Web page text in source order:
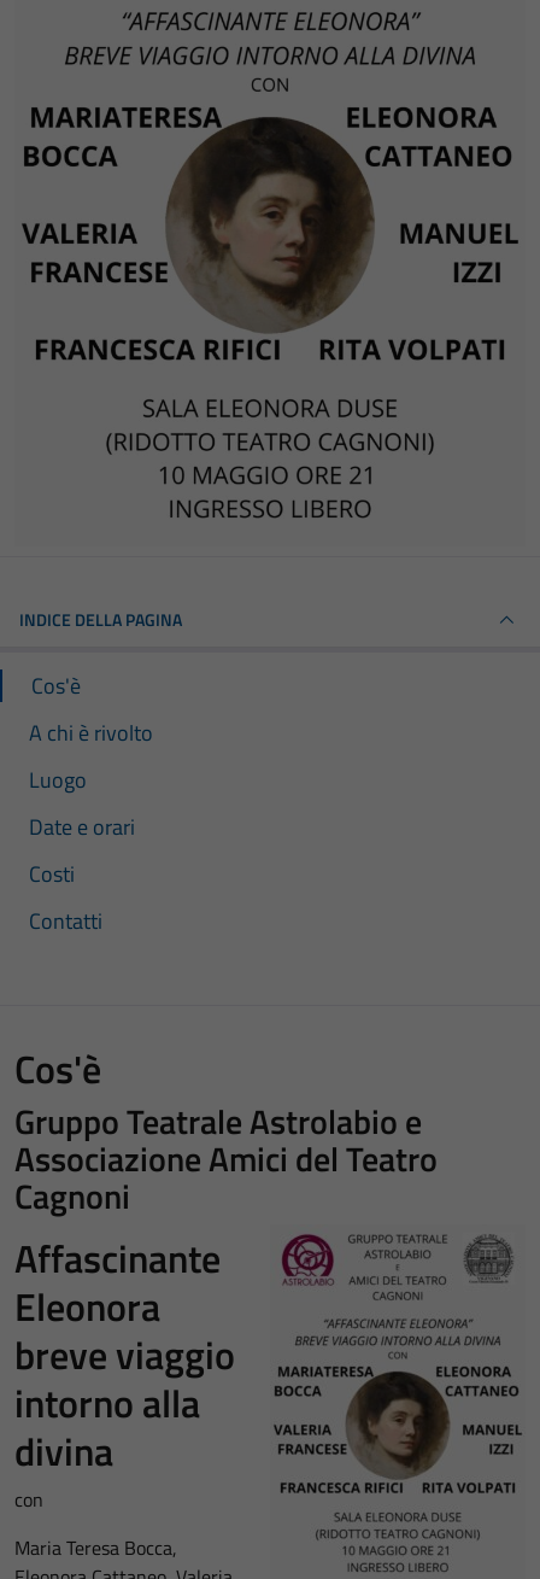
INDICE DELLA PAGINA
Cos'è
A chi è rivolto
Luogo
Date e orari
Costi
Contatti
Cos'è
Gruppo Teatrale Astrolabio e
Associazione Amici del Teatro
Cagnoni
Affascinante
Eleonora
breve viaggio
intorno alla
divina
con
Maria Teresa Bocca,